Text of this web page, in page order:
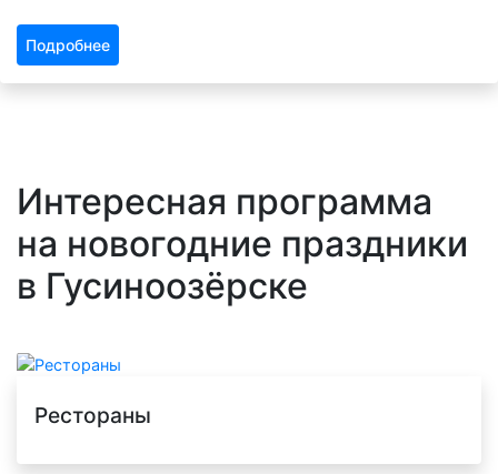
Подробнее
Интересная программа
на новогодние праздники
в Гусиноозёрске
Рестораны